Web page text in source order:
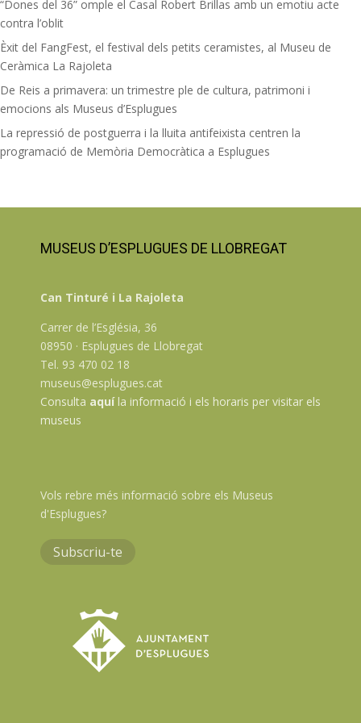
Anna Miñarro , que parlarà de les conseqüències
psicològiques d’aquestes experiències
L’acte comptarà també amb l’actuació musical de la
cantautoraRaquel Lúa
“Dones del 36” omple el Casal Robert Brillas amb un emotiu acte
contra l’oblit
Èxit del FangFest, el festival dels petits ceramistes, al Museu de
Ceràmica La Rajoleta
De Reis a primavera: un trimestre ple de cultura, patrimoni i
emocions als Museus d’Esplugues
La repressió de postguerra i la lluita antifeixista centren la
programació de Memòria Democràtica a Esplugues
MUSEUS D’ESPLUGUES DE LLOBREGAT
Can Tinturé i La Rajoleta
Carrer de l’Església, 36
08950 · Esplugues de Llobregat
Tel. 93 470 02 18
museus@esplugues.cat
Consulta aquíla informació i els horaris per visitar els
museus
Vols rebre més informació sobre els Museus
d'Esplugues?
Subscriu-te